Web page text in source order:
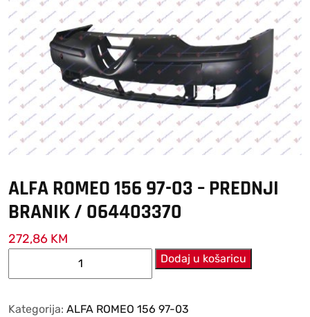
ALFA ROMEO 156 97-03 – PREDNJI
BRANIK / 064403370
272,86 KM
97-
Dodaj u košaricu
Kategorija: ALFA ROMEO 156 97-03